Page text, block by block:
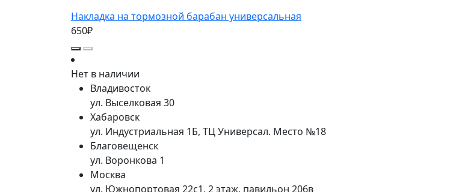
Накладка на тормозной барабан универсальная
650₽
Нет в наличии
Владивосток
ул. Выселковая 30
Хабаровск
ул. Индустриальная 1Б, ТЦ Универсал. Место №18
Благовещенск
ул. Воронкова 1
Москва
ул. Южнопортовая 22с1, 2 этаж, павильон 206в